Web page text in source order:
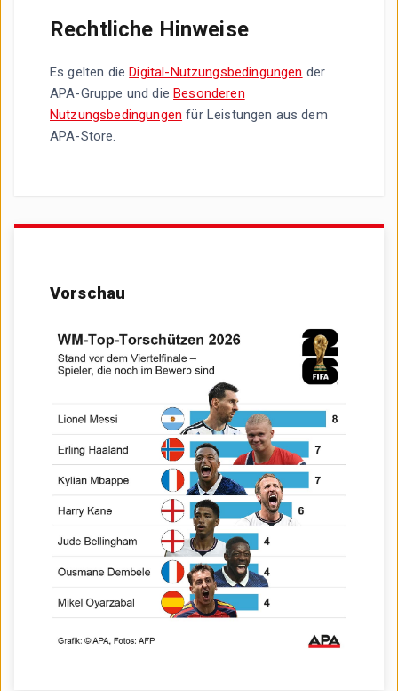
Rechtliche Hinweise
Es gelten dieDigital-Nutzungsbedingungen der
APA-Gruppe und dieBesonderen
Nutzungsbedingungen für Leistungen aus dem
APA-Store.
Vorschau